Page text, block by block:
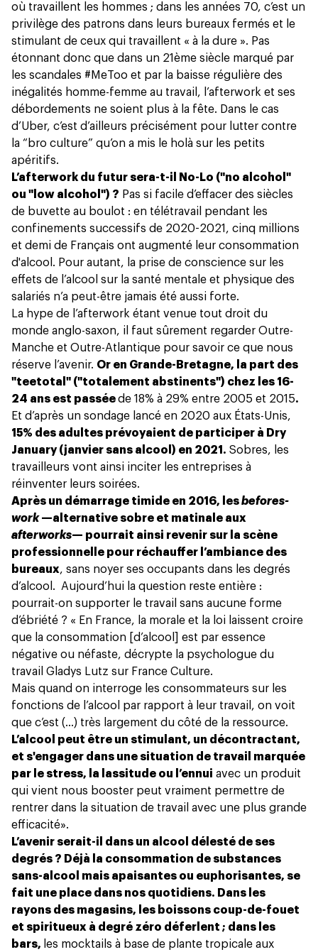
où travaillent les hommes ; dans les années 70, c’est un
privilège des patrons dans leurs bureaux fermés et le
stimulant de ceux qui travaillent « à la dure ». Pas
étonnant donc que dans un 21ème siècle marqué par
les scandales #MeToo et par la baisse régulière des
inégalités homme-femme au travail, l’afterwork et ses
débordements ne soient plus à la fête. Dans le cas
d’Uber, c’est d’ailleurs précisément pour lutter contre
la “bro culture” qu’on a mis le holà sur les petits
apéritifs.
L’afterwork du futur sera-t-il No-Lo ("no alcohol"
ou "low alcohol") ? Pas si facile d’effacer des siècles
de buvette au boulot : en télétravail pendant les
confinements successifs de 2020-2021, cinq millions
et demi de Français ont augmenté leur consommation
d'alcool. Pour autant, la prise de conscience sur les
effets de l’alcool sur la santé mentale et physique des
salariés n’a peut-être jamais été aussi forte.
La hype de l’afterwork étant venue tout droit du
monde anglo-saxon, il faut sûrement regarder Outre-
Manche et Outre-Atlantique pour savoir ce que nous
réserve l’avenir. Or en Grande-Bretagne, la part des
"teetotal" ("totalement abstinents") chez les 16-
24 ans est passéede 18% à 29% entre 2005 et 2015.
Et d’après un sondage lancé en 2020 aux États-Unis,
15% des adultes prévoyaient de participer à Dry
January (janvier sans alcool) en 2021. Sobres, les
travailleurs vont ainsi inciter les entreprises à
réinventer leurs soirées.
Après un démarrage timide en 2016, lesbefores-
work—alternative sobre et matinale aux
afterworks— pourrait ainsi revenir sur la scène
professionnelle pour réchauffer l’ambiance des
bureaux, sans noyer ses occupants dans les degrés
d’alcool. Aujourd’hui la question reste entière :
pourrait-on supporter le travail sans aucune forme
d’ébriété ? « En France, la morale et la loi laissent croire
que la consommation [d’alcool] est par essence
négative ou néfaste, décrypte la psychologue du
travail Gladys Lutz sur France Culture.
Mais quand on interroge les consommateurs sur les
fonctions de l’alcool par rapport à leur travail, on voit
que c’est (...) très largement du côté de la ressource.
L’alcool peut être un stimulant, un décontractant,
et s'engager dans une situation de travail marquée
par le stress, la lassitude ou l’ennui avec un produit
qui vient nous booster peut vraiment permettre de
rentrer dans la situation de travail avec une plus grande
efficacité».
L’avenir serait-il dans un alcool délesté de ses
degrés ? Déjà la consommation de substances
sans-alcool mais apaisantes ou euphorisantes, se
fait une place dans nos quotidiens. Dans les
rayons des magasins, les boissons coup-de-fouet
et spiritueux à degré zéro déferlent ; dans les
bars, les mocktails à base de plante tropicale aux